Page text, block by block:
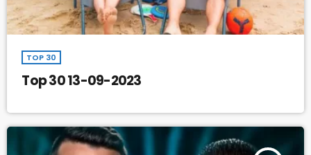
TOP 30
Top 30 13-09-2023